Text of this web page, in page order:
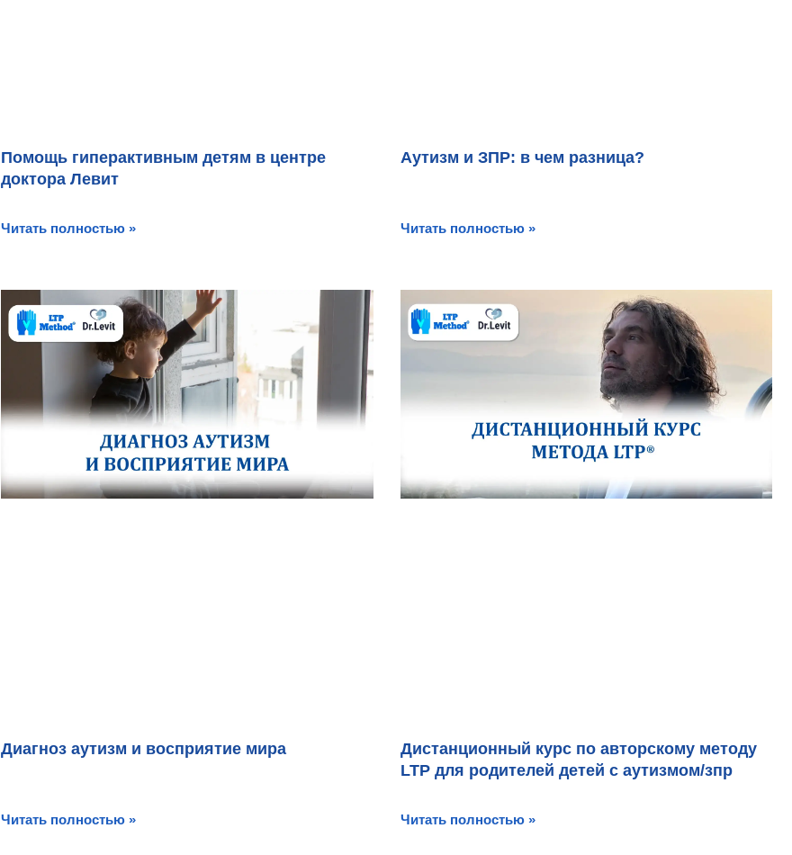
Помощь гиперактивным детям в центре
доктора Левит
Читать полностью »
Аутизм и ЗПР: в чем разница?
Читать полностью »
Диагноз аутизм и восприятие мира
Читать полностью »
Дистанционный курс по авторскому методу
LTP для родителей детей с аутизмом/зпр
Читать полностью »